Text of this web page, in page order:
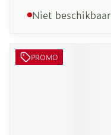
Niet beschikbaar
PROMO